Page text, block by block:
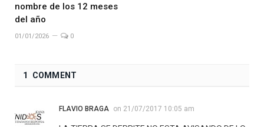
nombre de los 12 meses
del año
01/01/2026 0
1 COMMENT
FLAVIO BRAGA on 21/07/2017 10:05 am